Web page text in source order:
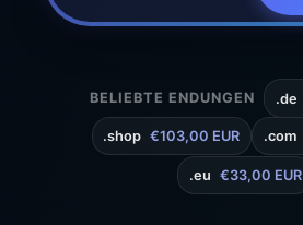
BELIEBTE ENDUNGEN .de
.shop €103,00 EUR .com
.eu €33,00 EUR